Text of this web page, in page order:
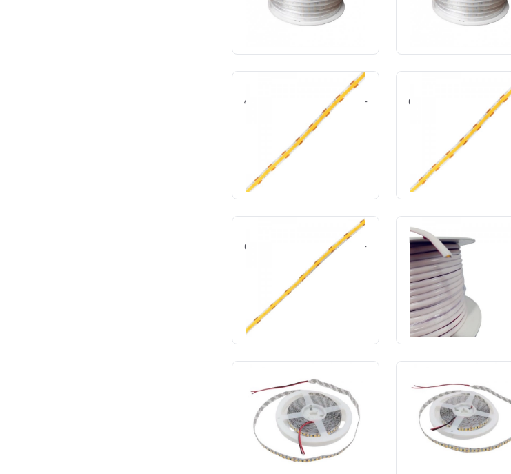
SOLICITE O ORÇAMENTO SOLICITE O
Fita cob 10W p/m 127V IP44
4000K 240led/m 8mm 1000lm-
Cód.: 30031
SOLICITE O ORÇAMENTO
Fita cob 10W p/m 127V
6500K 240led/m 8mm
Cód.: 30032
SOLICITE O
Fita cob 14W p/m 127V IP44
6500K 480led/m 8mm 1500lm-
Lumi+
Cód.: 30035
SOLICITE O ORÇAMENTO
Fita cob slim 12w p/m
2700k 10mm-Gaya
Cód.: 21917
SOLICITE O
Fita LED 5m 12v IP20 7,2w
2700k 180led/m 10mm-
Nordecor
Cód.: 14306
SOLICITE O ORÇAMENTO
3000k 180led/m 10mm-
Nordecor
Cód.: 14307